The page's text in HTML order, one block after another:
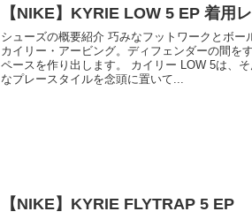
【NIKE】KYRIE
シューズの概要紹介 巧みなフットワークとボー
カイリー・アービング。ディフェンダーの間を
ペースを作り出します。 カイリー LOW 5は、
なプレースタイルを念頭に置いて...
【NIKE】KYRIE FLYTRAP 5 EP